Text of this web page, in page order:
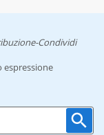
Condividi